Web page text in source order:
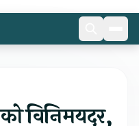
विनिमयदर,